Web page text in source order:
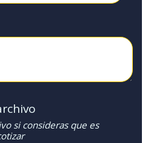
si consideras que es